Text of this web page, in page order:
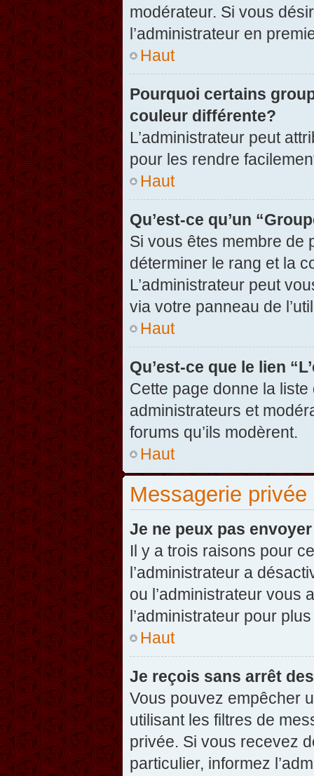
modérateur. Si vous
l’administrateur en
Haut
Pourquoi certains
couleur différente?
L’administrateur peut
pour les rendre
Haut
Qu’est-ce qu’un
Si vous êtes membre de
déterminer le rang et la
L’administrateur peut
via votre panneau de
Haut
Qu’est-ce que le lien
Cette page donne la
administrateurs et
forums qu’ils modèrent.
Haut
Messagerie privée
Je ne peux pas
Il y a trois raisons pour
l’administrateur a
ou l’administrateur vous
l’administrateur pour
Haut
Je reçois sans arrêt
Vous pouvez empêcher
utilisant les filtres de
privée. Si vous recevez
particulier, informez